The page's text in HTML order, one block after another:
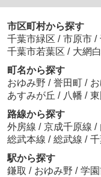
市区町村から探す
千葉市緑区 / 市原市 /
千葉市若葉区 / 大網
町名から探す
おゆみ野 / 誉田町 /
あすみが丘 / 八幡 /
路線から探す
外房線 / 京成千原線 /
総武本線 / 総武線 /
駅から探す
鎌取 / おゆみ野 / 学